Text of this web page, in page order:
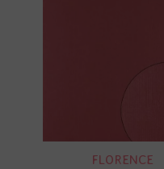
FLORENCE